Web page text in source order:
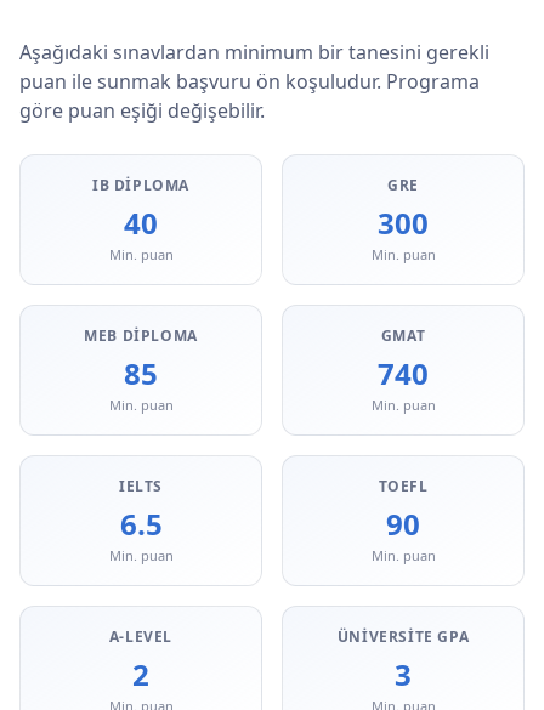
Aşağıdaki sınavlardan minimum bir tanesini gerekli
puan ile sunmak başvuru ön koşuludur. Programa
göre puan eşiği değişebilir.
IB DIPLOMA
40
Min. puan
GRE
300
Min. puan
MEB DIPLOMA
85
Min. puan
GMAT
740
Min. puan
IELTS
6.5
Min. puan
TOEFL
90
Min. puan
A-LEVEL
2
Min. puan
ÜNIVERSITE GPA
3
Min. puan